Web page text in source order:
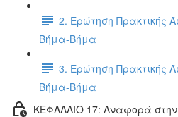
2. Ερώτηση Πρακτικής
Βήμα-Βήμα
3. Ερώτηση Πρακτικής
Βήμα-Βήμα
ΚΕΦΑΛΑΙΟ 17: Αναφορά